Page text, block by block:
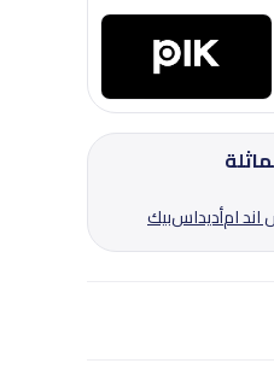
امأديداسبيك